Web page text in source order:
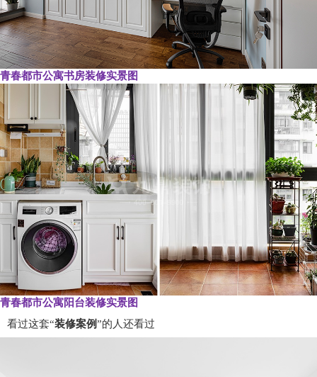
青春都市公寓书房装修实景图
青春都市公寓阳台装修实景图
看过这套“装修案例”的人还看过